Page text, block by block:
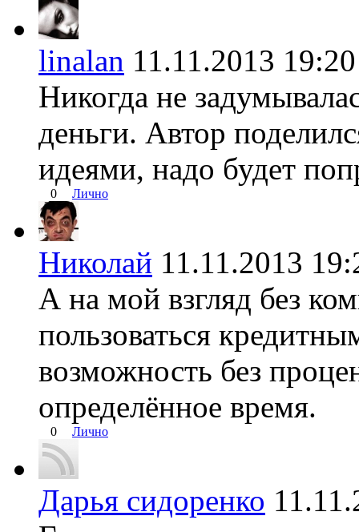
linalan 11.11.2013
Никогда не
деньги. Автор
идеями, надо будет
0 Лично
Николай 11.11.2013
А на мой взгляд без
пользоваться
возможность без
определённое время.
0 Лично
Дарья сидоренко